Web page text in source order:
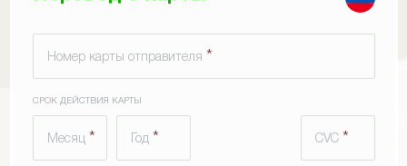
Номер карты отправителя *
СРОК ДЕЙСТВИЯ КАРТЫ
Месяц * Год * CVC *